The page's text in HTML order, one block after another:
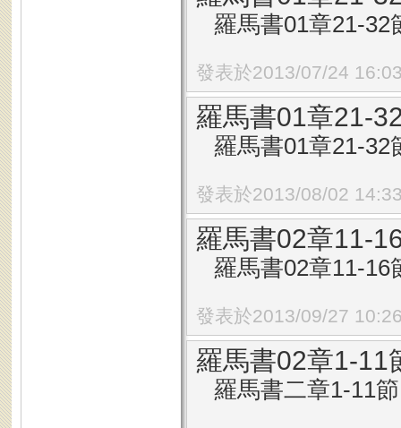
羅馬書01章21-
發表於2013/07/24
羅馬書01章21-
羅馬書01章21-
發表於2013/08/02
羅馬書02章11-
羅馬書02章11-
發表於2013/09/27
羅馬書02章1-11
羅馬書二章1-11